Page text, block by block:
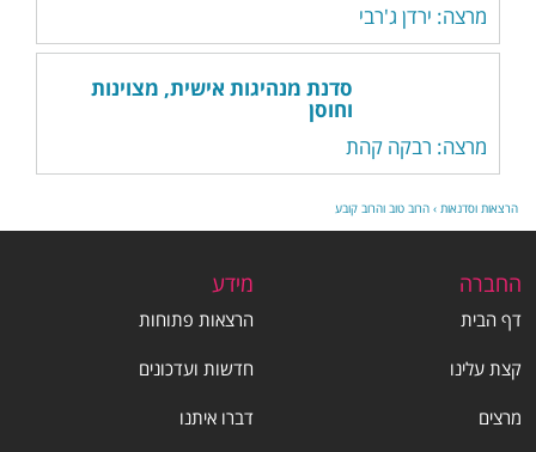
מרצה: ירדן ג'רבי
סדנת מנהיגות אישית, מצוינות
וחוסן
מרצה: רבקה קהת
הרצאות וסדנאות › הרוב טוב והרוב קובע
החברה
דף הבית
קצת עלינו
מרצים
מידע
הרצאות פתוחות
חדשות ועדכונים
דברו איתנו